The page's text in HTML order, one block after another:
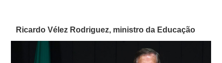
Ricardo Vélez Rodriguez, ministro da Educação